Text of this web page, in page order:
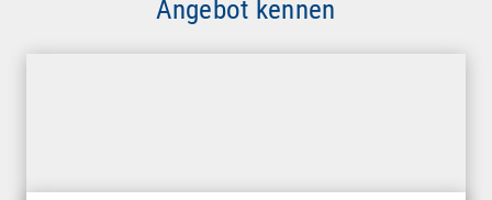
Angebot kennen